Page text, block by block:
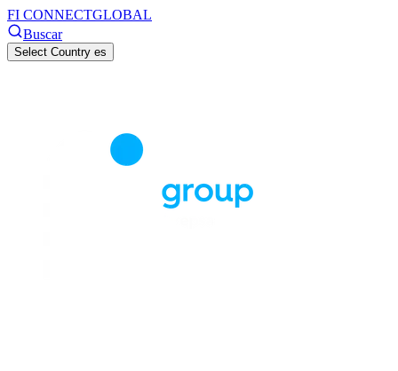
FI CONNECTGLOBAL
Buscar
Select Country es